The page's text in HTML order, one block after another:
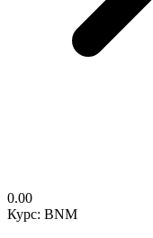
0.00
Курс: BNM